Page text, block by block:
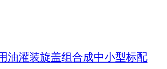
油灌装旋盖组合成中小型标配